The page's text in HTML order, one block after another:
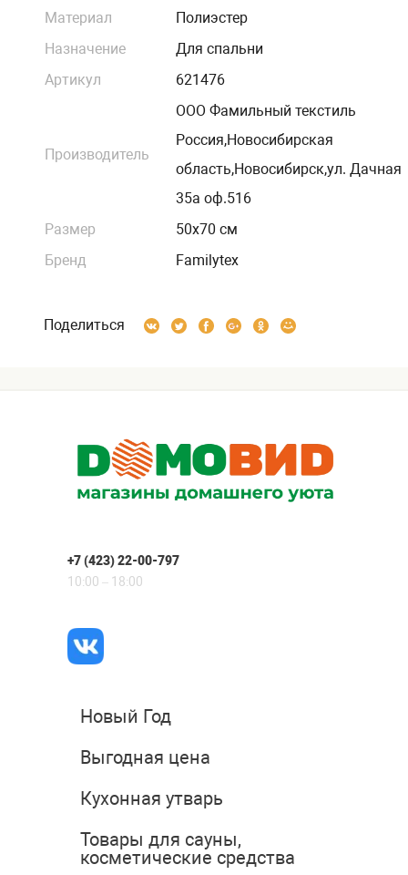
Материал
Полиэстер
Назначение
Для спальни
Артикул
621476
Производитель
ООО Фамильный текстиль
Россия,Новосибирская
область,Новосибирск,ул. Дачная
35а оф.516
Размер
50х70 см
Бренд
Familytex
Поделиться
+7 (423) 22-00-797
10:00 – 18:00
Новый Год
Выгодная цена
Кухонная утварь
Товары для сауны,
косметические средства